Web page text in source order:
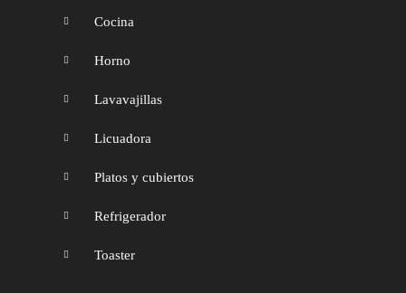
Cocina
Horno
Lavavajillas
Licuadora
Platos y cubiertos
Refrigerador
Toaster